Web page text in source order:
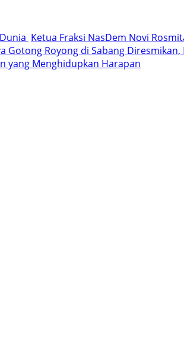
Ketua Fraksi NasDem Novi
Gotong Royong di Sabang
yang Menghidupkan Harapan